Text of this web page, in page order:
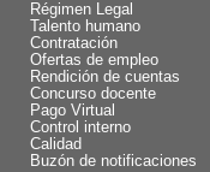
Régimen Legal
Talento humano
Contratación
Ofertas de empleo
Rendición de cuentas
Concurso docente
Pago Virtual
Control interno
Calidad
Buzón de notificaciones